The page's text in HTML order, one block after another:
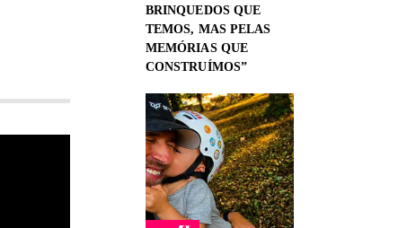
BRINQUEDOS QUE
TEMOS, MAS PELAS
MEMÓRIAS QUE
CONSTRUÍMOS”